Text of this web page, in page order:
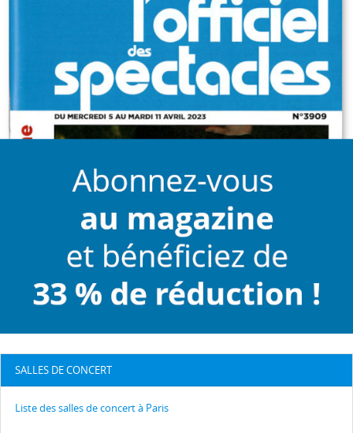
SALLES DE CONCERT
Liste des salles de concert à Paris